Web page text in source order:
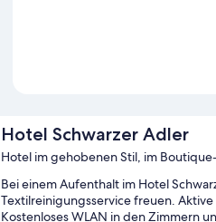
Hotel Schwarzer Adler
Hotel im gehobenen Stil, im
Bei einem Aufenthalt im Hotel
Textilreinigungsservice freuen.
Kostenloses WLAN in den Zimmern